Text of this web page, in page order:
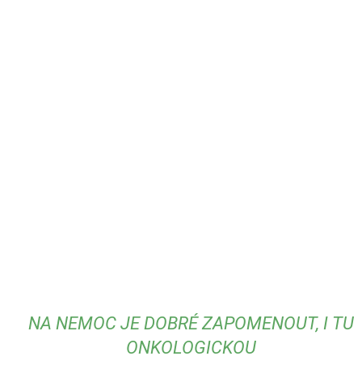
NA NEMOC JE DOBRÉ ZAPOMENOUT, I TU
ONKOLOGICKOU